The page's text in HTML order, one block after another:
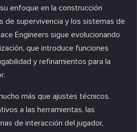
enfoque en la construcción
de supervivencia y los sistemas de
Engineers sigue evolucionando
que introduce funciones
y refinamientos para la
más que ajustes técnicos.
a las herramientas, las
de interacción del jugador,